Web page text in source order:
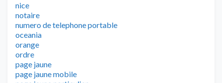
nice
notaire
numero de telephone portable
oceania
orange
ordre
page jaune
page jaune mobile